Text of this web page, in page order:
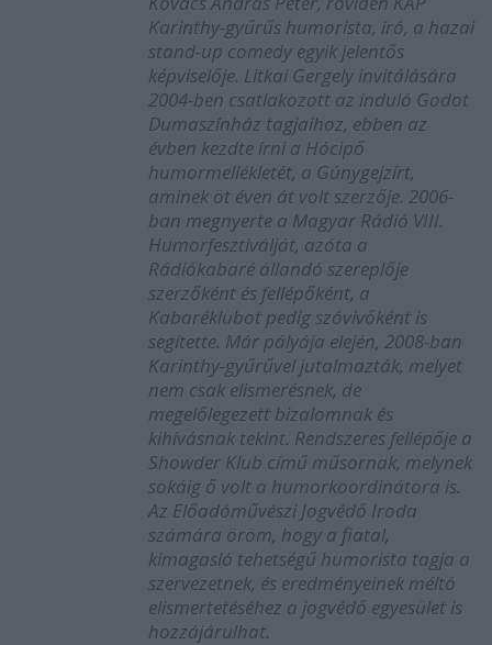
Karinthy-gyűrűs humorista, író, a hazai
stand-up comedy egyik jelentős
képviselője. Litkai Gergely invitálására
2004-ben csatlakozott az induló Godot
Dumaszínház tagjaihoz, ebben az
évben kezdte írni a Hócipő
humormellékletét, a Gúnygejzírt,
aminek öt éven át volt szerzője. 2006-
ban megnyerte a Magyar Rádió VIII.
Humorfesztiválját, azóta a
Rádiókabaré állandó szereplője
szerzőként és fellépőként, a
Kabaréklubot pedig szóvivőként is
segítette. Már pályája elején, 2008-ban
Karinthy-gyűrűvel jutalmazták, melyet
nem csak elismerésnek, de
megelőlegezett bizalomnak és
kihívásnak tekint. Rendszeres fellépője a
Showder Klub című műsornak, melynek
sokáig ő volt a humorkoordinátora is.
Az Előadóművészi Jogvédő Iroda
számára öröm, hogy a fiatal,
kimagasló tehetségű humorista tagja a
szervezetnek, és eredményeinek méltó
elismertetéséhez a jogvédő egyesület is
hozzájárulhat.